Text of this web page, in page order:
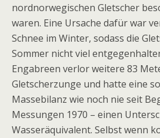
nordnorwegischen Gletscher
waren. Eine Ursache dafür war
Schnee im Winter, sodass die
Sommer nicht viel
Engabreen verlor weitere 83
Gletscherzunge und hatte eine
Massebilanz wie noch nie seit
Messungen 1970 – einen
Wasseräquivalent. Selbst wenn